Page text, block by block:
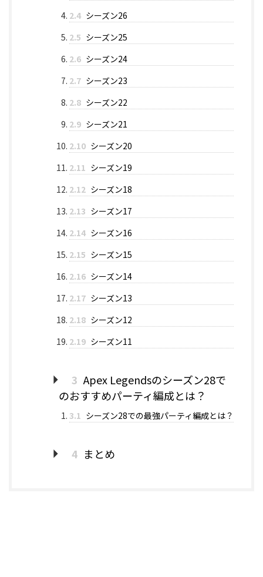
2.4 シーズン26
2.5 シーズン25
2.6 シーズン24
2.7 シーズン23
2.8 シーズン22
2.9 シーズン21
2.10 シーズン20
2.11 シーズン19
2.12 シーズン18
2.13 シーズン17
2.14 シーズン16
2.15 シーズン15
2.16 シーズン14
2.17 シーズン13
2.18 シーズン12
2.19 シーズン11
3 ​Apex Legendsのシーズン28で
のおすすめパーティ編成とは？
3.1 シーズン28での最強パーティ編成とは？
4 まとめ